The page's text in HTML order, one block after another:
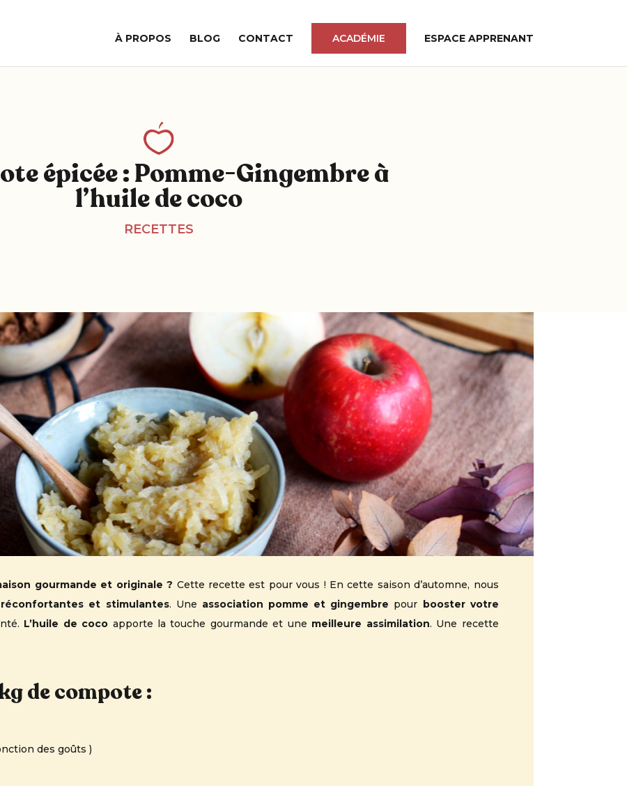
À PROPOS BLOG CONTACT ACADÉMIE ESPACE APPRENANT
épicée : Pomme-Gingembre à
l’huile de coco
RECETTES
gourmande et originale ? Cette recette est pour vous ! En cette saison d’automne, nous
et stimulantes. Une association pomme et gingembre pour booster votre
L’huile de coco apporte la touche gourmande et une meilleure assimilation. Une recette
de compote :
des goûts )